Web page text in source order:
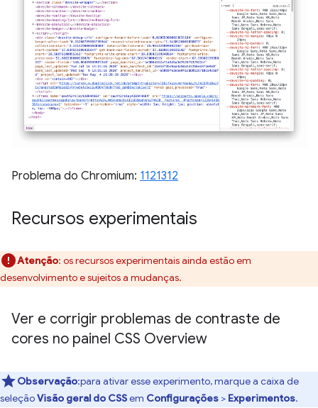
Problema do Chromium: 1121312
Recursos experimentais
Atenção: os recursos experimentais ainda estão em
desenvolvimento e sujeitos a mudanças.
Ver e corrigir problemas de contraste de
cores no painel CSS Overview
Observação:para ativar esse experimento, marque a caixa de
seleçãoVisão geral do CSSem Configurações > Experimentos.